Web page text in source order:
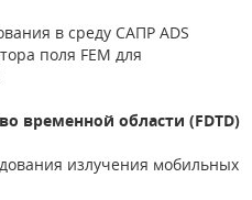
в среду САПР ADS
поля FEM для
временной области (FDTD)
излучения мобильных